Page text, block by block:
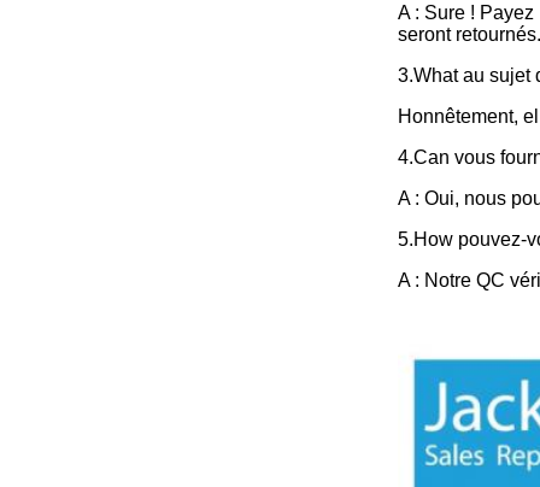
A : Sure !
seront retournés.
3.What au sujet
Honnêtement,
4.Can vous
A : Oui, nous
5.How pouvez-
A : Notre QC